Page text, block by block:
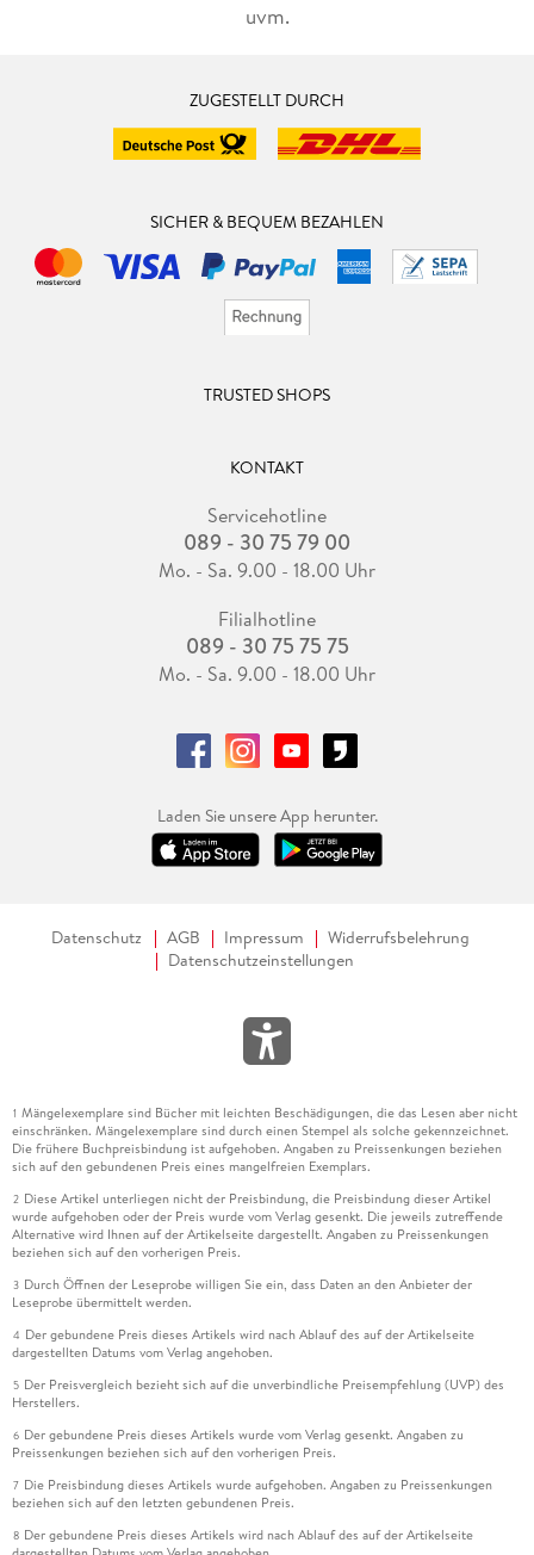
uvm.
ZUGESTELLT DURCH
SICHER & BEQUEM BEZAHLEN
TRUSTED SHOPS
KONTAKT
Servicehotline
089 - 30 75 79 00
Mo. - Sa. 9.00 - 18.00 Uhr
Filialhotline
089 - 30 75 75 75
Mo. - Sa. 9.00 - 18.00 Uhr
Laden Sie unsere App herunter.
Datenschutz AGB Impressum
Widerrufsbelehrung
Datenschutzeinstellungen
1 Mängelexemplare sind Bücher mit leichten Beschädigungen, die das Lesen aber nicht
einschränken. Mängelexemplare sind durch einen Stempel als solche gekennzeichnet.
Die frühere Buchpreisbindung ist aufgehoben. Angaben zu Preissenkungen beziehen
sich auf den gebundenen Preis eines mangelfreien Exemplars.
2 Diese Artikel unterliegen nicht der Preisbindung, die Preisbindung dieser Artikel
wurde aufgehoben oder der Preis wurde vom Verlag gesenkt. Die jeweils zutreffende
Alternative wird Ihnen auf der Artikelseite dargestellt. Angaben zu Preissenkungen
beziehen sich auf den vorherigen Preis.
3 Durch Öffnen der Leseprobe willigen Sie ein, dass Daten an den Anbieter der
Leseprobe übermittelt werden.
4 Der gebundene Preis dieses Artikels wird nach Ablauf des auf der Artikelseite
dargestellten Datums vom Verlag angehoben.
5 Der Preisvergleich bezieht sich auf die unverbindliche Preisempfehlung (UVP) des
Herstellers.
6 Der gebundene Preis dieses Artikels wurde vom Verlag gesenkt. Angaben zu
Preissenkungen beziehen sich auf den vorherigen Preis.
7 Die Preisbindung dieses Artikels wurde aufgehoben. Angaben zu Preissenkungen
beziehen sich auf den letzten gebundenen Preis.
8 Der gebundene Preis dieses Artikels wird nach Ablauf des auf der Artikelseite